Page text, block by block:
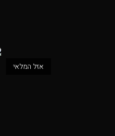
אזל המלאי